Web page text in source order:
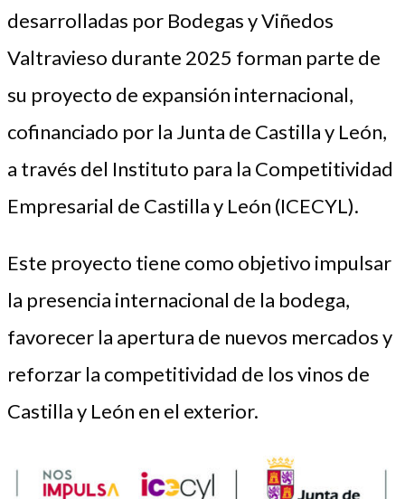
desarrolladas por Bodegas y Viñedos
Valtravieso durante 2025 forman parte de
su proyecto de expansión internacional,
cofinanciado por la Junta de Castilla y León,
a través del Instituto para la Competitividad
Empresarial de Castilla y León (ICECYL).
Este proyecto tiene como objetivo impulsar
la presencia internacional de la bodega,
favorecer la apertura de nuevos mercados y
reforzar la competitividad de los vinos de
Castilla y León en el exterior.